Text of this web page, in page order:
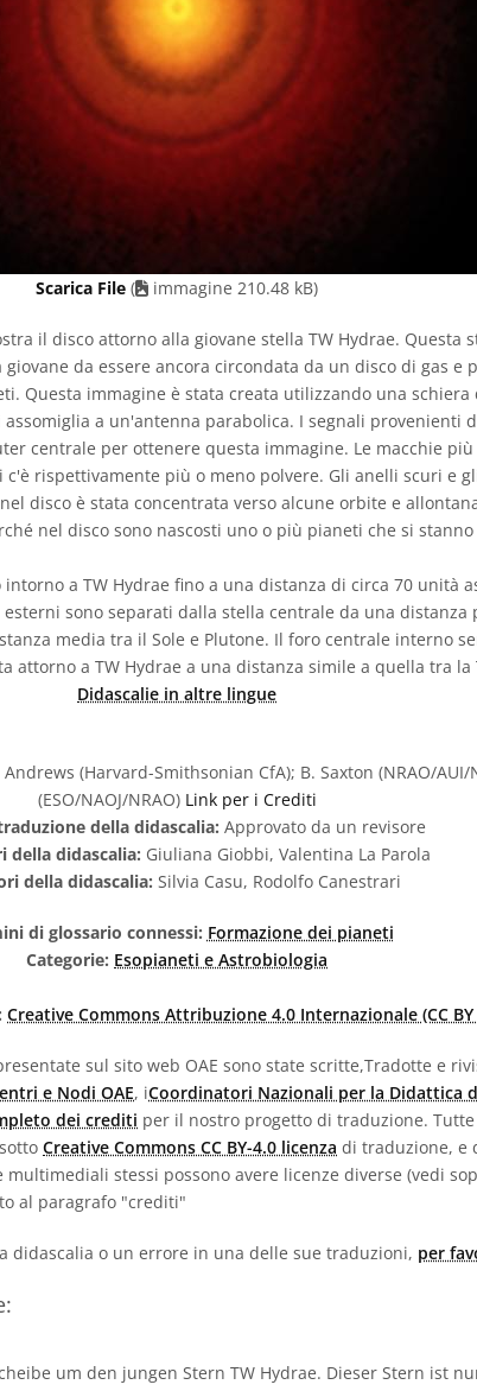
Scarica File ( immagine 210.48 kB)
il disco attorno alla giovane stella TW Hydrae. Questa
da essere ancora circondata da un disco di gas e
Questa immagine è stata creata utilizzando una schiera
a un'antenna parabolica. I segnali provenienti
centrale per ottenere questa immagine. Le macchie
c'è rispettivamente più o meno polvere. Gli anelli scuri e
disco è stata concentrata verso alcune orbite e
nel disco sono nascosti uno o più pianeti che si
a TW Hydrae fino a una distanza di circa 70 unità
sono separati dalla stella centrale da una distanza
media tra il Sole e Plutone. Il foro centrale interno
attorno a TW Hydrae a una distanza simile a quella tra la
Didascalie in altre lingue
Andrews (Harvard-Smithsonian CfA); B. Saxton (NRAO/AUI/
(ESO/NAOJ/NRAO) Link per i Crediti
della didascalia: Approvato da un revisore
della didascalia: Giuliana Giobbi, Valentina La Parola
della didascalia: Silvia Casu, Rodolfo Canestrari
di glossario connessi: Formazione dei pianeti
Categorie: Esopianeti e Astrobiologia
Creative Commons Attribuzione 4.0 Internazionale (CC BY
sul sito web OAE sono state scritte,Tradotte e
e Nodi OAE, iCoordinatori Nazionali per la Didattica
dei crediti per il nostro progetto di traduzione.
Creative Commons CC BY-4.0 licenza di traduzione, e
multimediali stessi possono avere licenze diverse (vedi
al paragrafo "crediti"
didascalia o un errore in una delle sue traduzioni, per
um den jungen Stern TW Hydrae. Dieser Stern ist